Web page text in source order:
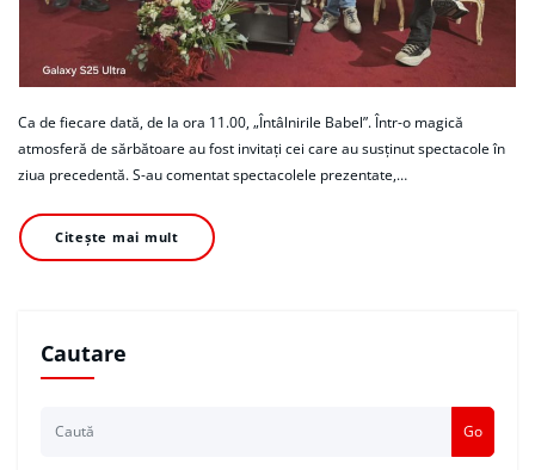
Ca de fiecare dată, de la ora 11.00, „Întâlnirile Babel”. Într-o magică
atmosferă de sărbătoare au fost invitați cei care au susținut spectacole în
ziua precedentă. S-au comentat spectacolele prezentate,…
Citește mai mult
Cautare
Go